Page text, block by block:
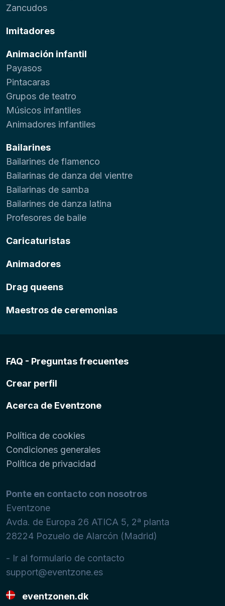
Zancudos
Imitadores
Animación infantil
Payasos
Pintacaras
Grupos de teatro
Músicos infantiles
Animadores infantiles
Bailarines
Bailarines de flamenco
Bailarinas de danza del vientre
Bailarinas de samba
Bailarines de danza latina
Profesores de baile
Caricaturistas
Animadores
Drag queens
Maestros de ceremonias
FAQ - Preguntas frecuentes
Crear perfil
Acerca de Eventzone
Política de cookies
Condiciones generales
Política de privacidad
Ponte en contacto con nosotros
Eventzone
Avda. de Europa 26 ATICA 5, 2ª planta
28224 Pozuelo de Alarcón (Madrid)
- Ir al formulario de contacto
support@eventzone.es
eventzonen.dk